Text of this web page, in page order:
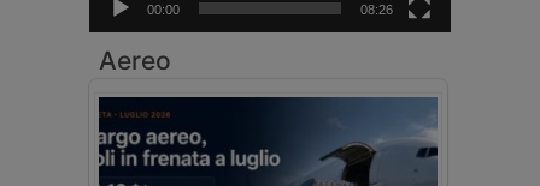
00:00 08:26
Aereo